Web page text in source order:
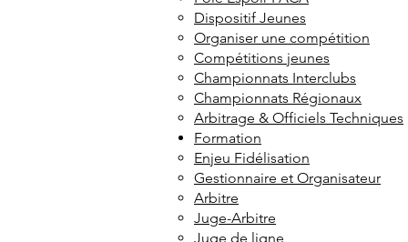
Dispositif Jeunes
Organiser une compétition
Compétitions jeunes
Championnats Interclubs
Championnats Régionaux
Arbitrage & Officiels Techniques
Formation
Enjeu Fidélisation
Gestionnaire et Organisateur
Arbitre
Juge-Arbitre
Juge de ligne